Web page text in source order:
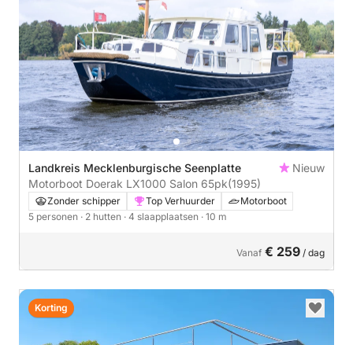
Landkreis Mecklenburgische Seenplatte
Nieuw
Motorboot Doerak LX1000 Salon 65pk(1995)
Zonder schipper Top Verhuurder
Motorboot
5 personen · 2 hutten · 4 slaapplaatsen · 10 m
Vanaf € 259 / dag
Korting